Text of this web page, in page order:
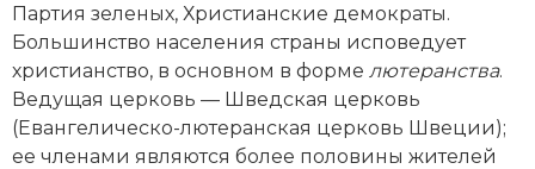
Специальные исторические дисциплины
СССР
Южная Америка
Партия зеленых, Христианские демократы.
Большинство населения страны исповедует
христианство, в основном в форме лютеранства.
Ведущая церковь — Шведская церковь
(Евангелическо-лютеранская церковь Швеции);
ее членами являются более половины жителей